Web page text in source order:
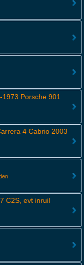
Porsche 901
4 Cabrio 2003
C2S, evt inruil